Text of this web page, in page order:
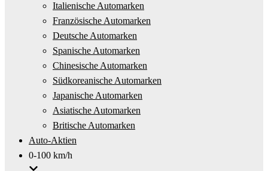
Italienische Automarken
Französische Automarken
Deutsche Automarken
Spanische Automarken
Chinesische Automarken
Südkoreanische Automarken
Japanische Automarken
Asiatische Automarken
Britische Automarken
Auto-Aktien
0-100 km/h